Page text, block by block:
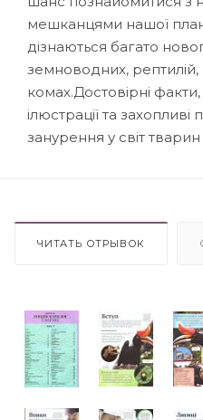
мешканцями нашої
дізнаються багато
земноводних, рептилій,
комах.Достовірні факти,
ілюстрації та
занурення у світ тварин
ЧИТАТЬ ОТРЫВОК